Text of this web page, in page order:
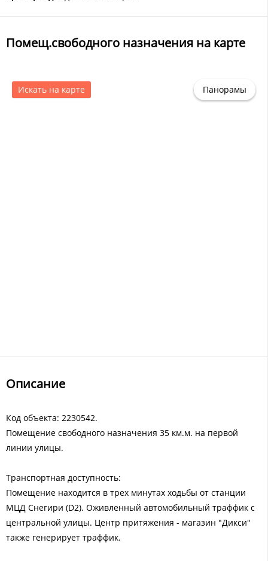
Описание
Код объекта: 2230542.
Помещение свободного назначения 35 км.м. на первой
линии улицы.
Транспортная доступность:
Помещение находится в трех минутах ходьбы от станции
МЦД Снегири (D2). Оживленный автомобильный траффик с
центральной улицы. Центр притяжения - магазин "Дикси"
также генерирует траффик.
Помещ.свободного назначения на карте
Искать на карте Панорамы